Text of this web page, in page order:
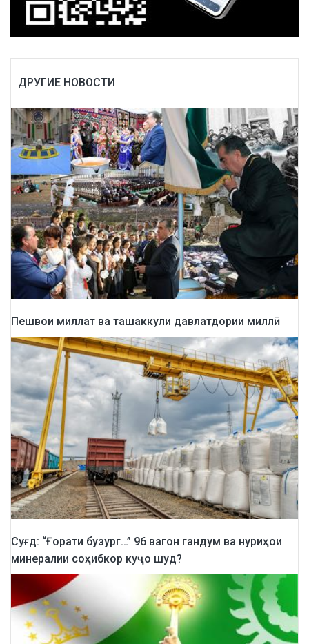
ДРУГИЕ НОВОСТИ
Пешвои миллат ва ташаккули давлатдории миллӣ
Суғд: “Ғорати бузург…” 96 вагон гандум ва нуриҳои
минералии соҳибкор куҷо шуд?